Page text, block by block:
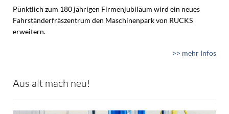
Pünktlich zum 180 jährigen Firmenjubiläum wird ein neues
Fahrständerfräszentrum den Maschinenpark von RUCKS
erweitern.
>> mehr Infos
Aus alt mach neu!